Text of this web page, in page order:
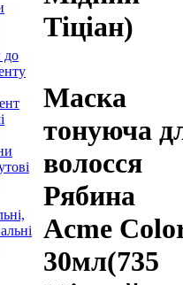
до
Тіціан)
Маска
тонуюча
волосся
Рябина
Acme
30мл(735